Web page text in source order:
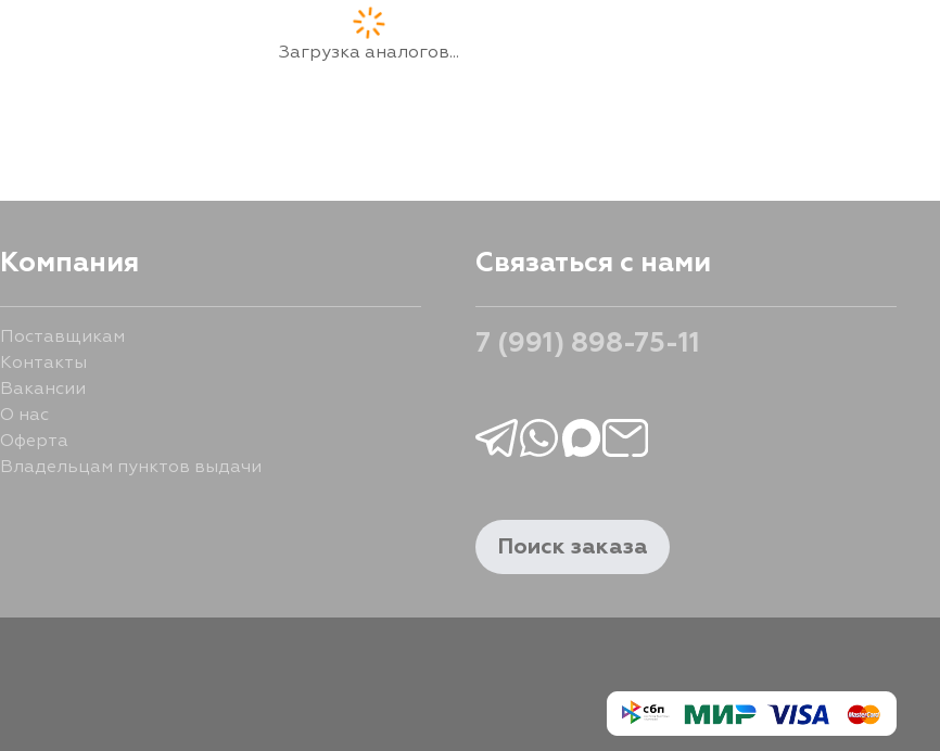
Загрузка аналогов...
Компания
Поставщикам
Контакты
Вакансии
О нас
Оферта
Владельцам пунктов выдачи
Связаться с нами
7 (991) 898-75-11
Поиск заказа